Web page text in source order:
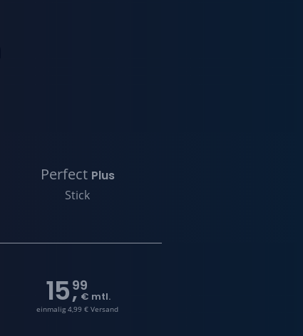
Perfect Plus
Stick
15,
99
€ mtl.
einmalig 4,99 € Versand